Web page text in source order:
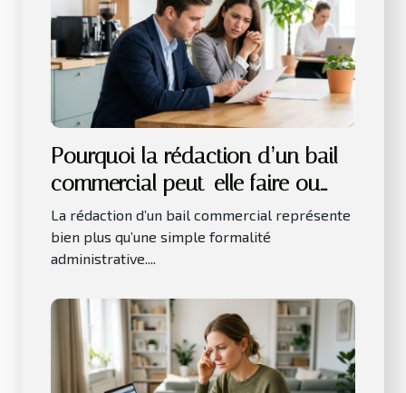
Pourquoi la rédaction d’un bail
commercial peut-elle faire ou
défaire une entreprise
La rédaction d’un bail commercial représente
bien plus qu’une simple formalité
administrative....